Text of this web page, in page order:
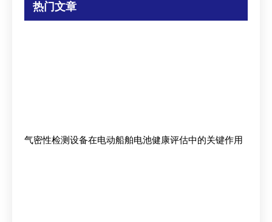
热门文章
气密性检测设备在电动船舶电池健康评估中的关键作用